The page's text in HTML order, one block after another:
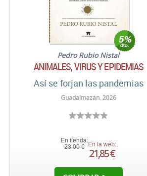
Pedro Rubio Nistal
ANIMALES, VIRUS Y EPIDEMIAS
Así se forjan las pandemias
Guadalmazán. 2026
En tienda:
23,00 € En la web:
21,85 €